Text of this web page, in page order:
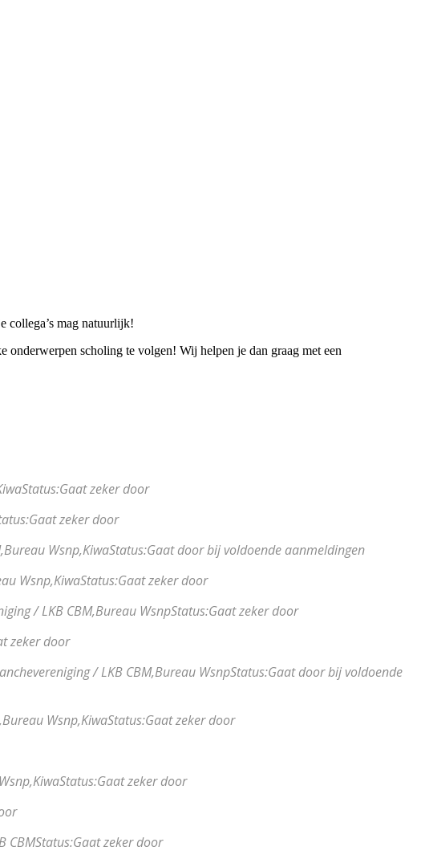
collega’s mag natuurlijk!
scholing te volgen! Wij helpen je dan graag met een
Status:Gaat zeker door
Gaat zeker door
Bureau Wsnp,KiwaStatus:Gaat door bij voldoende aanmeldingen
Wsnp,KiwaStatus:Gaat zeker door
/ LKB CBM,Bureau WsnpStatus:Gaat zeker door
zeker door
/ LKB CBM,Bureau WsnpStatus:Gaat door bij voldoende
Bureau Wsnp,KiwaStatus:Gaat zeker door
KiwaStatus:Gaat zeker door
CBMStatus:Gaat zeker door